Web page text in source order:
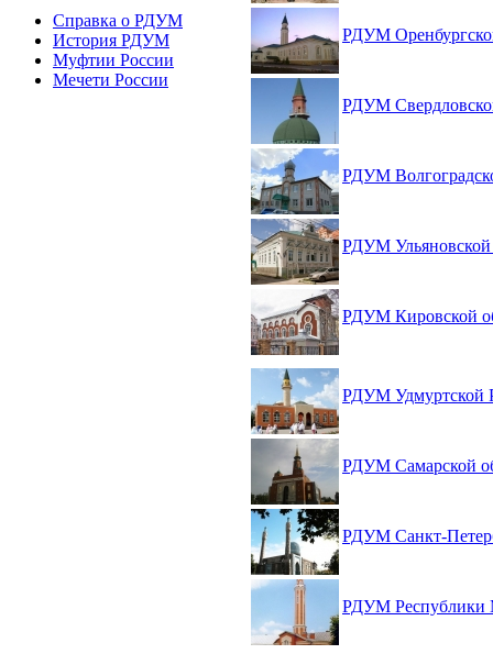
Справка о РДУМ
История РДУМ
Муфтии России
Мечети России
РДУМ
РДУМ
РДУМ
РДУМ Ульяновской
РДУМ Кировской
РДУМ Удмуртской
РДУМ Самарской
РДУМ Санкт-
РДУМ Республики